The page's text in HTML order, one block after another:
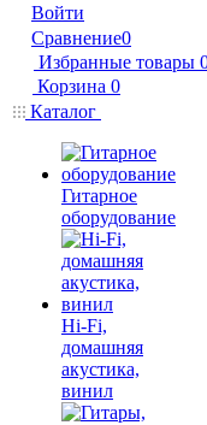
Войти
Сравнение0
Избранные товары
Корзина 0
Каталог
Гитарное
оборудование
Hi-Fi,
домашняя
акустика,
винил